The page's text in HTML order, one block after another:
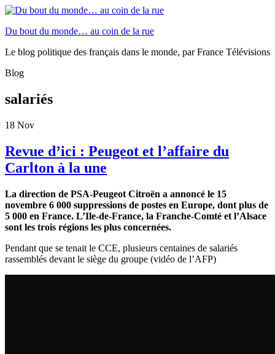
Du bout du monde… au coin de la rue
Le blog politique des français dans le monde, par France Télévisions
Blog
salariés
18 Nov
Revue d’ici : Peugeot et l’affaire du
Carlton à la une
La direction de PSA-Peugeot Citroën a annoncé le 15
novembre 6 000 suppressions de postes en Europe, dont plus de
5 000 en France. L’Ile-de-France, la Franche-Comté et l’Alsace
sont les trois régions les plus concernées.
Pendant que se tenait le CCE, plusieurs centaines de salariés
rassemblés devant le siège du groupe (vidéo de l’AFP)